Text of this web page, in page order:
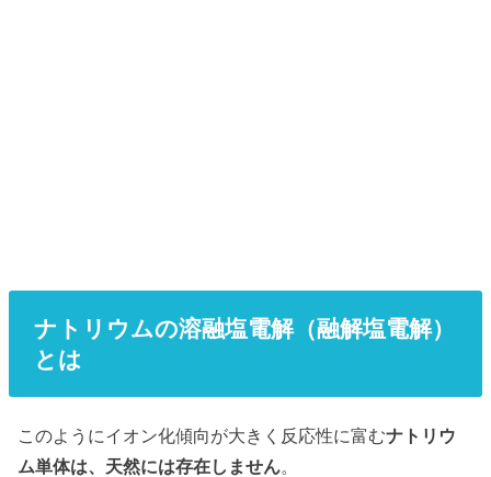
ナトリウムの溶融塩電解（融解塩電解）
とは
このようにイオン化傾向が大きく反応性に富むナトリウ
ム単体は、天然には存在しません。